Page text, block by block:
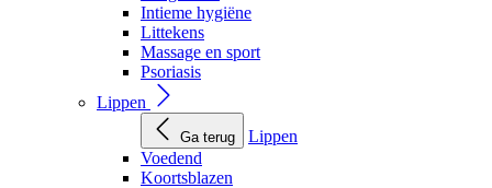
Intieme hygiëne
Littekens
Massage en sport
Psoriasis
Lippen
Ga terug
Lippen
Voedend
Koortsblazen